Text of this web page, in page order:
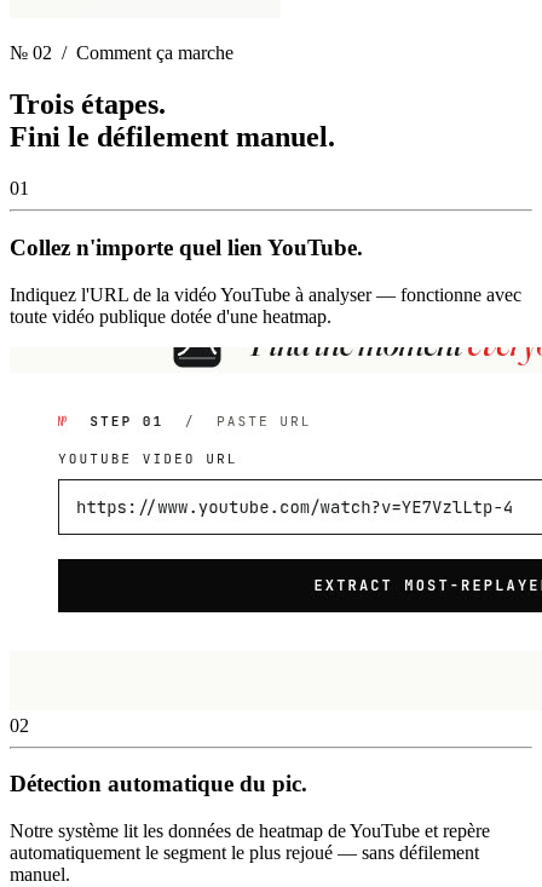
№ 02 / Comment ça marche
Trois étapes.
Fini le défilement manuel.
01
Collez n'importe quel lien YouTube.
Indiquez l'URL de la vidéo YouTube à analyser — fonctionne avec
toute vidéo publique dotée d'une heatmap.
02
Détection automatique du pic.
Notre système lit les données de heatmap de YouTube et repère
automatiquement le segment le plus rejoué — sans défilement
manuel.